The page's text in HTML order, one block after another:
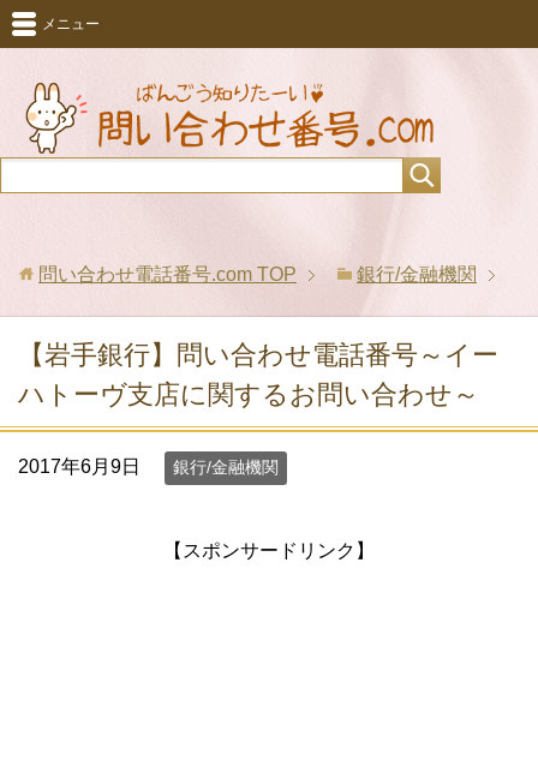
メニュー
問い合わせ電話番号.com TOP 銀行/金融機関
【岩手銀行】問い合わせ電話番号～イー
ハトーヴ支店に関するお問い合わせ～
2017年6月9日 銀行/金融機関
【スポンサードリンク】